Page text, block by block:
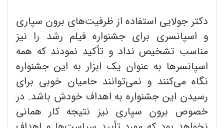
دکتر جولایی استفاده از ظرفیت‌های برون سپاری
و اسپانسری برای جشنواره فیلم رشد را نیز
مناسب تشخیص نداد و تأکید نمودند که همه
اسپانسرها به عنوان یک ابزار به این جشنواره
نگاه می‌کنند و نمی‌توانند حامیان خوبی برای
رسیدن این جشنواره به اهداف خودش باشد. در
خصوص برون سپاری نیز نتیجه کار همانی